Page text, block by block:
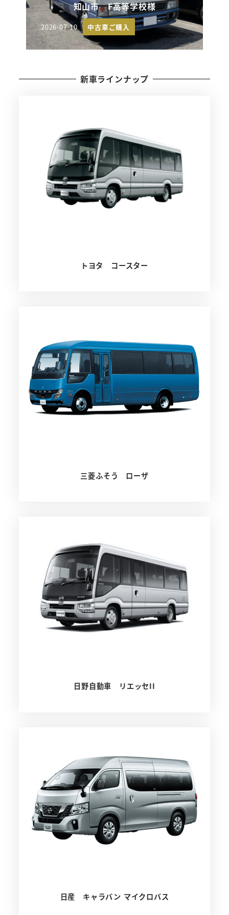
知山市 F高等学校様
投稿日
2026-07-10 中古車ご購入
新車ラインナップ
トヨタ コースター
三菱ふそう ローザ
日野自動車 リエッセII
日産 キャラバン マイクロバス